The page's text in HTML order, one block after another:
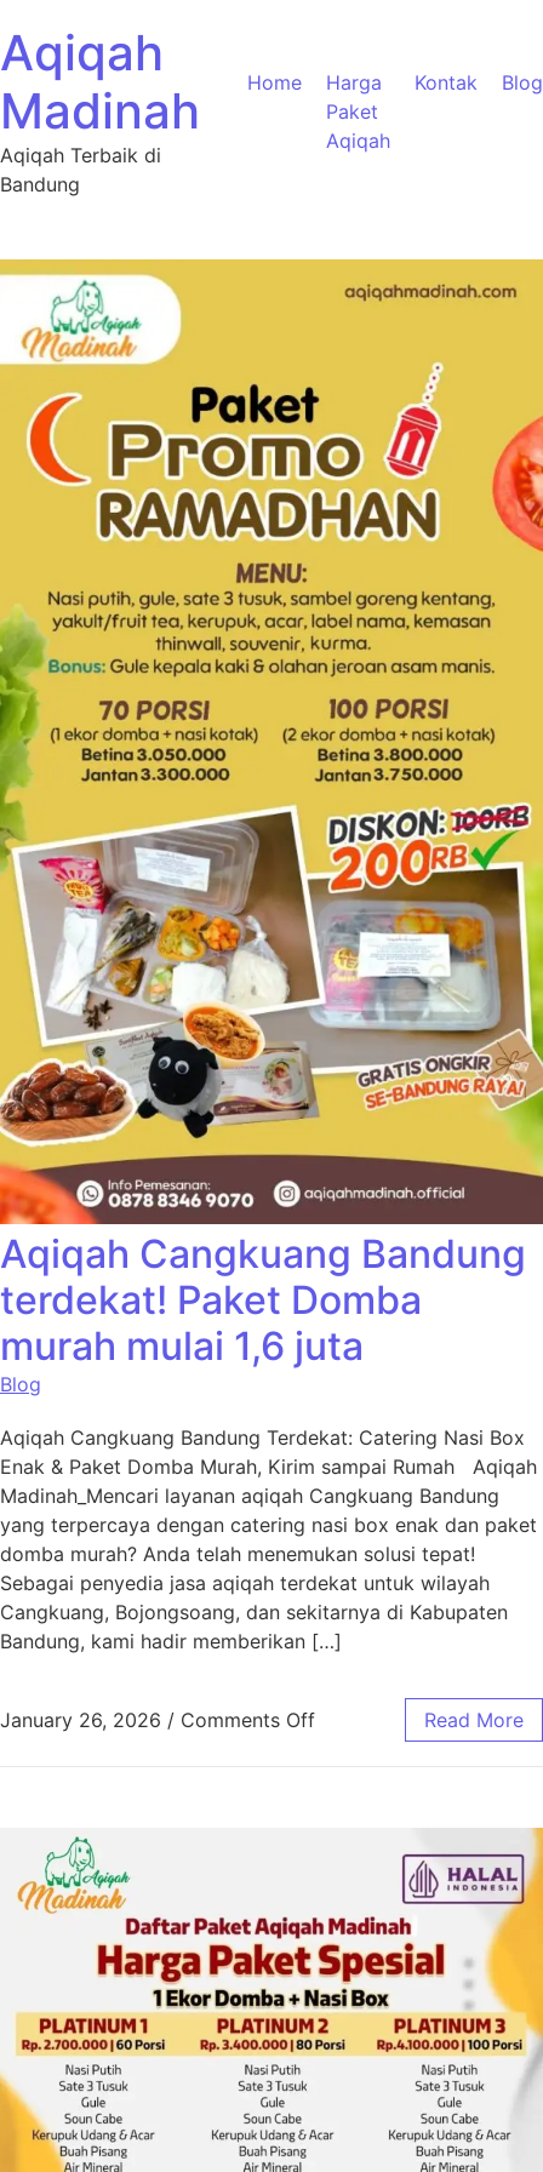
Aqiqah
Madinah
Aqiqah Terbaik di
Bandung
Home
Harga
Paket
Aqiqah
Kontak Blog
Aqiqah Cangkuang Bandung
terdekat! Paket Domba
murah mulai 1,6 juta
Blog
Aqiqah Cangkuang Bandung Terdekat: Catering Nasi Box
Enak & Paket Domba Murah, Kirim sampai Rumah Aqiqah
Madinah_Mencari layanan aqiqah Cangkuang Bandung
yang terpercaya dengan catering nasi box enak dan paket
domba murah? Anda telah menemukan solusi tepat!
Sebagai penyedia jasa aqiqah terdekat untuk wilayah
Cangkuang, Bojongsoang, dan sekitarnya di Kabupaten
Bandung, kami hadir memberikan […]
January 26, 2026 / Comments Off Read More